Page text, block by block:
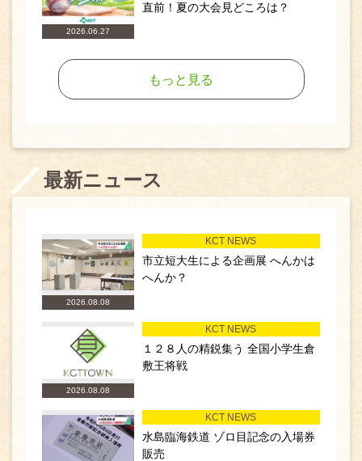
2026.06.27
直前！夏の大会見どころは？
もっと見る
最新ニュース
2026.08.08
KCT NEWS
市立短大生による企画展 へんかは
へんか？
2026.08.08
KCT NEWS
１２８人の精鋭集う 全国小学生倉
敷王将戦
KCT NEWS
水島臨海鉄道 ゾロ目記念の入場券
販売